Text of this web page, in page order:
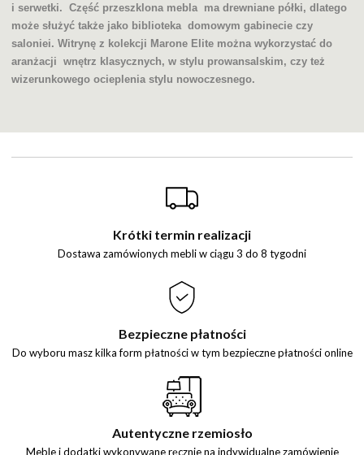
i serwetki. Część przeszklona mebla ma drewniane półki, dlatego
może służyć także jako biblioteka domowym gabinecie czy
saloniei. Witrynę z kolekcji Marone Elite można wykorzystać do
aranżacji wnętrz klasycznych, w stylu prowansalskim, czy też
wizerunkowego ocieplenia stylu nowoczesnego.
Krótki termin realizacji
Dostawa zamówionych mebli w ciągu 3 do 8 tygodni
Bezpieczne płatności
Do wyboru masz kilka form płatnościw tym bezpieczne płatności online
Autentyczne rzemiosło
Meble i dodatki wykonywane ręcznie na indywidualne zamówienie